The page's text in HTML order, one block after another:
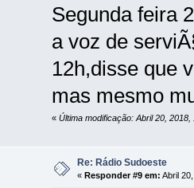
Segunda feira
a voz de
12h,disse que
mas mesmo
« Última modificação: Abril 20,
Re: Rádio Sudoeste
« Responder #9 em: Abril